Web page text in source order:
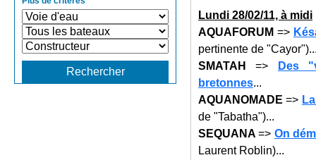
Lundi 28/02/11, à midi
AQUAFORUM =>
pertinente de
SMATAH
=>
Des
bretonnes...
AQUANOMADE =>
de "Tabatha")...
SEQUANA=> On
Laurent Roblin)...